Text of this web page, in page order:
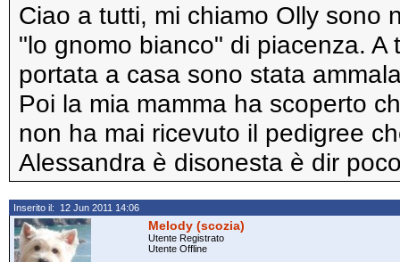
Ciao a tutti, mi chiamo Olly sono
"lo gnomo bianco" di piacenza.
portata a casa sono stata
Poi la mia mamma ha scoperto
non ha mai ricevuto il pedigree
Alessandra è disonesta è dir
Inserito il: 12 Jun 2011 14:06
Melody (scozia)
Utente Registrato
Utente Offline